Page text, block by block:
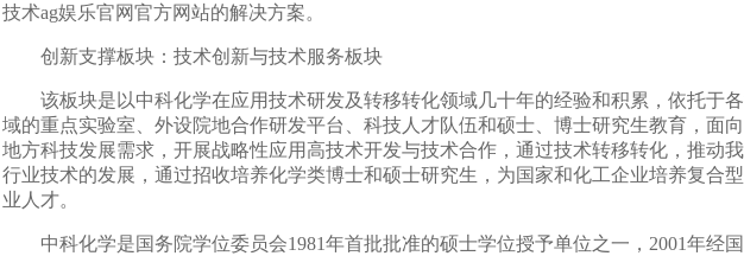
技术ag娱乐官网官方网站的解决方案。
创新支撑板块：技术创新与技术服务板块
该板块是以中科化学在应用技术研发及转移转化领域几十年的经验和积累，依托于
域的重点实验室、外设院地合作研发平台、科技人才队伍和硕士、博士研究生教育，面
地方科技发展需求，开展战略性应用高技术开发与技术合作，通过技术转移转化，推动
行业技术的发展，通过招收培养化学类博士和硕士研究生，为国家和化工企业培养复合
业人才。
中科化学是国务院学位委员会1981年首批批准的硕士学位授予单位之一， 2001年经